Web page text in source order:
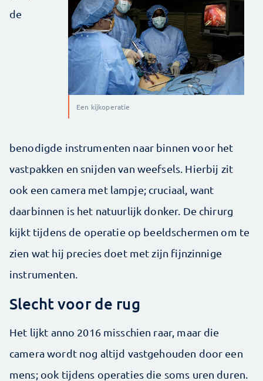
Een kijkoperatie
de
benodigde instrumenten naar binnen voor het
vastpakken en snijden van weefsels. Hierbij zit
ook een camera met lampje; cruciaal, want
daarbinnen is het natuurlijk donker. De chirurg
kijkt tijdens de operatie op beeldschermen om te
zien wat hij precies doet met zijn fijnzinnige
instrumenten.
Slecht voor de rug
Het lijkt anno 2016 misschien raar, maar die
camera wordt nog altijd vastgehouden door een
mens; ook tijdens operaties die soms uren duren.